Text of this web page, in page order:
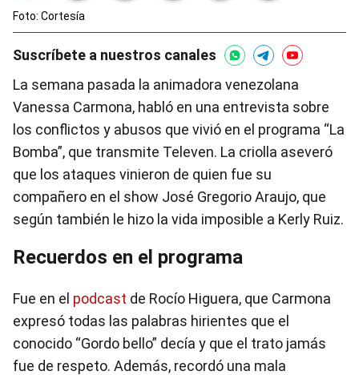
Foto: Cortesía
Suscríbete a nuestros canales
La semana pasada la animadora venezolana
Vanessa Carmona, habló en una entrevista sobre
los conflictos y abusos que vivió en el programa “La
Bomba”, que transmite Televen. La criolla aseveró
que los ataques vinieron de quien fue su
compañero en el show José Gregorio Araujo, que
según también le hizo la vida imposible a Kerly Ruiz.
Recuerdos en el programa
Fue en el podcast de Rocío Higuera, que Carmona
expresó todas las palabras hirientes que el
conocido “Gordo bello” decía y que el trato jamás
fue de respeto. Además, recordó una mala